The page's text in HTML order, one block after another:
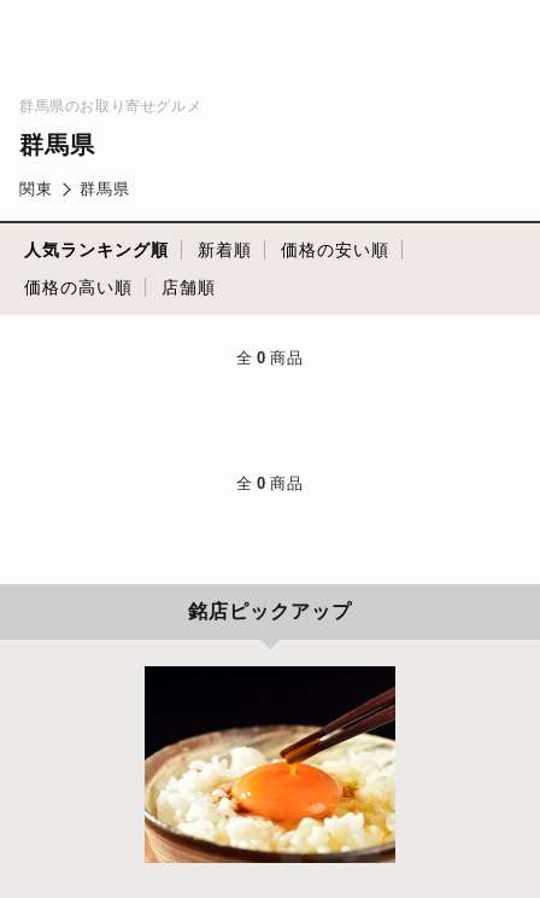
群馬県のお取り寄せグルメ
群馬県
関東 群馬県
人気ランキング順 新着順
価格の安い順
価格の高い順
店舗順
全 0 商品
全 0 商品
銘店ピックアップ